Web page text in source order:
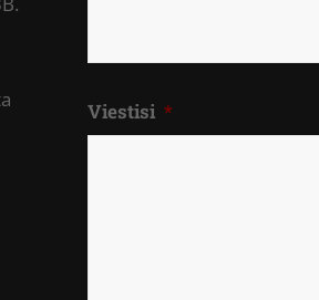
Viestisi *